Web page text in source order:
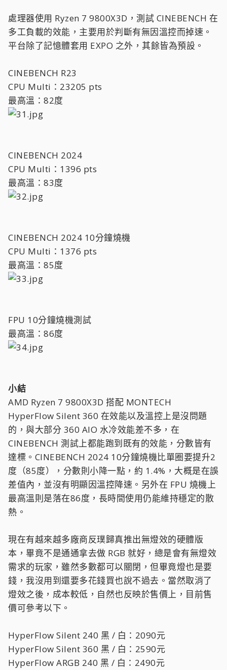
處理器使用 Ryzen 7 9800X3D，測試 CINEBENCH 在
多工負載的效能，主要用於判斷有無因溫控而掉速。
平台除了記憶體套用 EXPO 之外，其餘皆為預設。
CINEBENCH R23
CPU Multi：23205 pts
最高溫：82度
CINEBENCH 2024
CPU Multi：1396 pts
最高溫：83度
CINEBENCH 2024 10分鐘燒機
CPU Multi：1376 pts
最高溫：85度
FPU 10分鐘燒機測試
最高溫：86度
小結
AMD Ryzen 7 9800X3D 搭配 MONTECH
HyperFlow Silent 360 在效能以及溫控上是沒問題
的，與大部分 360 AIO 水冷效能差不多，在
CINEBENCH 測試上都能跑到既有的效能，分數皆有
達標。CINEBENCH 2024 10分鐘燒機比單圈要提升2
度（85度），分數則小降一點，約 1.4%，大概是在誤
差值內，並沒有明顯因溫控降速。另外在 FPU 燒機上
最高溫則是落在86度，長時間使用仍能維持穩定的散
熱。
現在有越來越多廠商反璞歸真推出無燈效的硬體版
本，畢竟不是通通拿去做 RGB 就好，總是會有無燈效
需求的玩家，雖然多數都可以關閉，但畢竟燈也是要
錢，我沒用到還要多花錢買也說不過去。當然取消了
燈效之後，成本較低，自然也反映於售價上，目前售
價可參考以下。
HyperFlow Silent 240 黑 / 白：2090元
HyperFlow Silent 360 黑 / 白：2590元
HyperFlow ARGB 240 黑 / 白：2490元